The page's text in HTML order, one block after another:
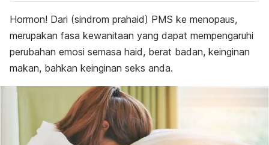
Hormon! Dari (sindrom prahaid) PMS ke menopaus,
merupakan fasa kewanitaan yang dapat mempengaruhi
perubahan emosi semasa haid, berat badan, keinginan
makan, bahkan keinginan seks anda.